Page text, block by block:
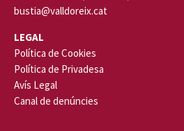
bustia@valldoreix.cat
LEGAL
Política de Cookies
Política de Privadesa
Avís Legal
Canal de denúncies